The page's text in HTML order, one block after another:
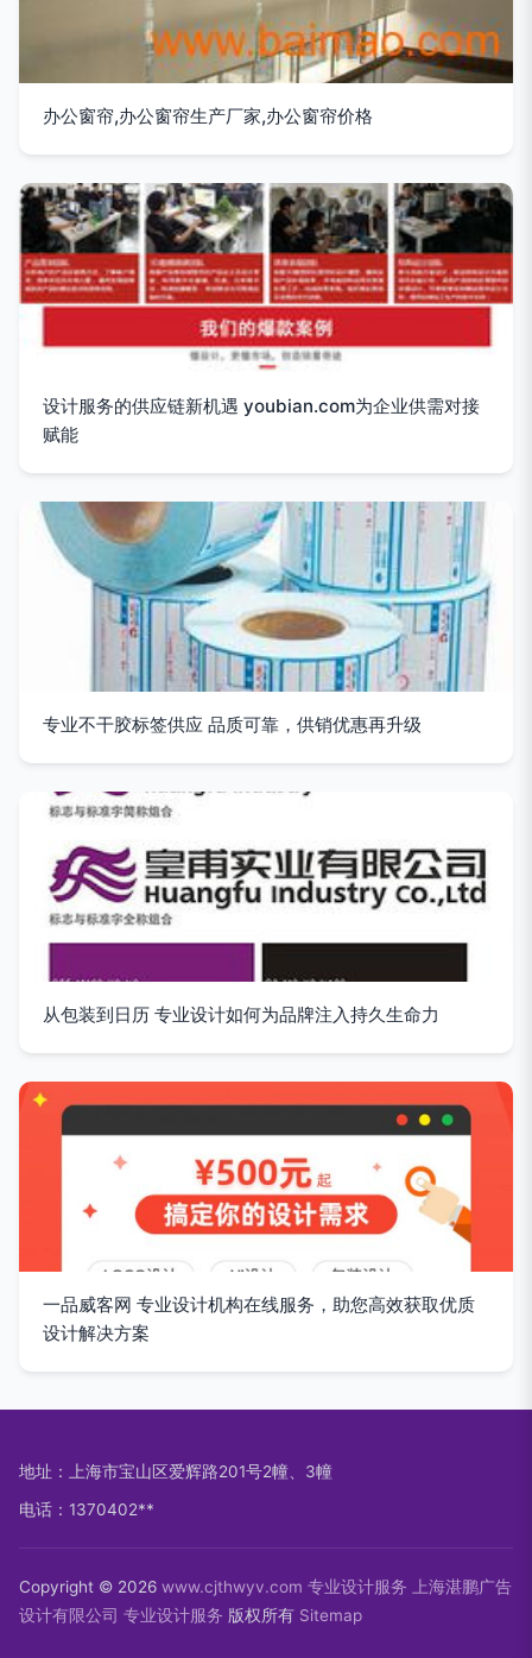
办公窗帘,办公窗帘生产厂家,办公窗帘价格
设计服务的供应链新机遇 youbian.com为企业供需对接
赋能
专业不干胶标签供应 品质可靠，供销优惠再升级
从包装到日历 专业设计如何为品牌注入持久生命力
一品威客网 专业设计机构在线服务，助您高效获取优质
设计解决方案
地址：上海市宝山区爱辉路201号2幢、3幢
电话：1370402**
Copyright © 2026 www.cjthwyv.com 专业设计服务
上海湛鹏广告
设计有限公司 专业设计服务 版权所有 Sitemap